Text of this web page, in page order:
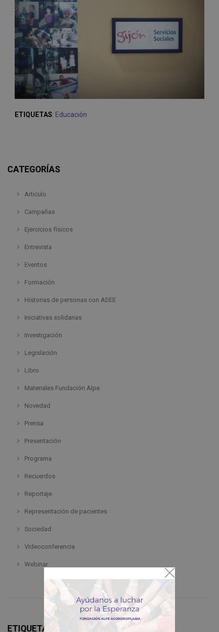
ETIQUETAS: Educación
CATEGORÍAS
Artículo
Campañas
Ejercicios físicos
Entrevista
Eventos
Formación
Historias de personas con ADEE
Iniciativas solidarias
Investigación
Legislación
Libro
Materiales Fundación Alpe
Novedad
Prensa
Presentación
Programa
Recuerdos
Reportaje
Representación de pacientes
Sociedad
Videoconferencia
Webinar
ETIQUETAS